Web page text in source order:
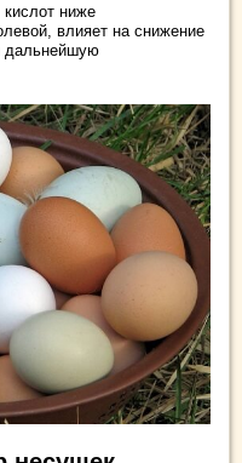
ниже
влияет на снижение
дальнейшую